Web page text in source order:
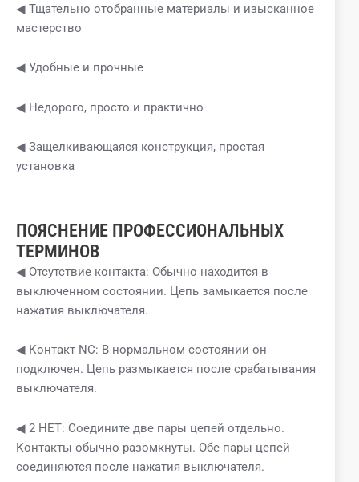
◀ Тщательно отобранные материалы и изысканное
мастерство
◀ Удобные и прочные
◀ Недорого, просто и практично
◀ Защелкивающаяся конструкция, простая
установка
ПОЯСНЕНИЕ ПРОФЕССИОНАЛЬНЫХ
ТЕРМИНОВ
◀ Отсутствие контакта: Обычно находится в
выключенном состоянии. Цепь замыкается после
нажатия выключателя.
◀ Контакт NC: В нормальном состоянии он
подключен. Цепь размыкается после срабатывания
выключателя.
◀ 2 НЕТ: Соедините две пары цепей отдельно.
Контакты обычно разомкнуты. Обе пары цепей
соединяются после нажатия выключателя.